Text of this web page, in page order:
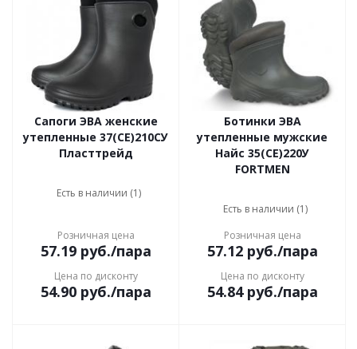
Сапоги ЭВА женские
утепленные 37(СЕ)210СУ
Пласттрейд
Есть в наличии (1)
Розничная цена
57.19руб./пара
Цена по дисконту
54.90руб./пара
Ботинки ЭВА
утепленные мужские
Найс 35(СЕ)220У
FORTMEN
Есть в наличии (1)
Розничная цена
57.12руб./пара
Цена по дисконту
54.84руб./пара